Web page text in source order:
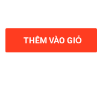
THÊM VÀO GIỎ